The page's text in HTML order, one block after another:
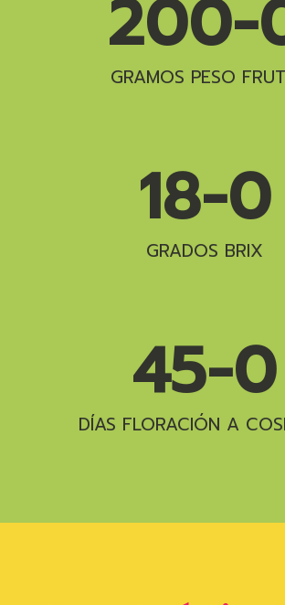
GRAMOS PESO
200-
GRADOS BRIX
18-0
DÍAS FLORACIÓN A
45-0